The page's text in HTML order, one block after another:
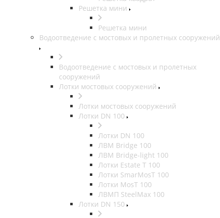
Решетка мини
Решетка мини
Водоотведение с мостовых и пролетных сооружений
Водоотведение с мостовых и пролетных
сооружений
Лотки мостовых сооружений
Лотки мостовых сооружений
Лотки DN 100
Лотки DN 100
ЛВМ Bridge 100
ЛВМ Bridge-light 100
Лотки Estate T 100
Лотки SmarMosT 100
Лотки MosT 100
ЛВМП SteelMax 100
Лотки DN 150